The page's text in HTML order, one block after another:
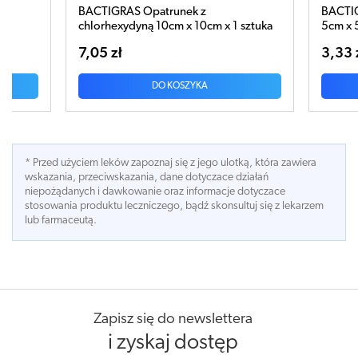
BACTIGRAS opatrunek z chlorhexydyną
5cm x 5 cm x 1 sztuka
3,33 zł
DO KOSZYKA
* Przed użyciem leków zapoznaj się z jego ulotką, która zawiera
wskazania, przeciwskazania, dane dotyczace działań
niepożądanych i dawkowanie oraz informacje dotyczace
stosowania produktu leczniczego, bądź skonsultuj się z lekarzem
lub farmaceutą.
Zapisz się do newslettera
i zyskaj dostęp